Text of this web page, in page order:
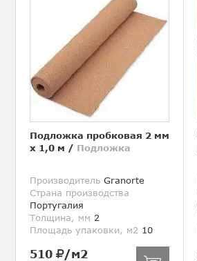
Подложка пробковая 2 мм
х 1,0 м / Подложка
Производитель Granorte
Страна производства
Португалия
Толщина, мм 2
Площадь упаковки, м2 10
510 /м2